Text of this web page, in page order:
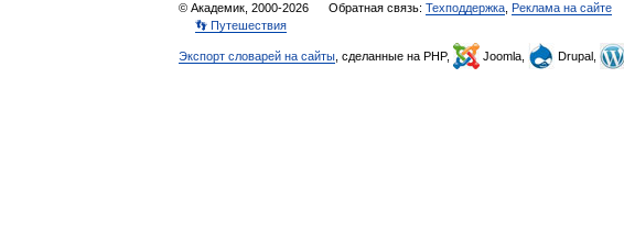
© Академик, 2000-2026 Обратная связь: Техподдержка Реклама на сайте
👣 Путешествия
Экспорт словарей на сайты , сделанные на PHP, Joomla, Drupal,